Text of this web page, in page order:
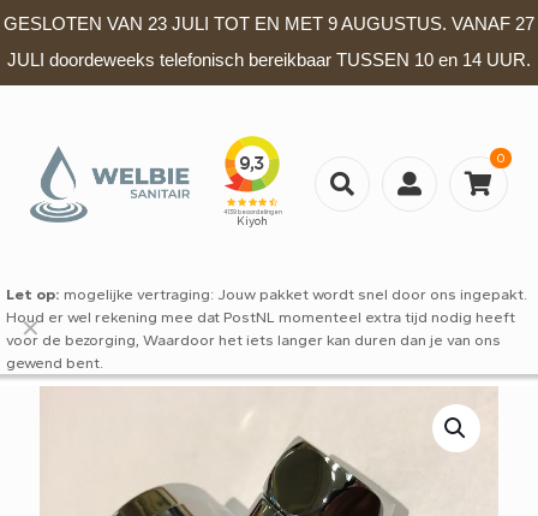
GESLOTEN VAN 23 JULI TOT EN MET 9 AUGUSTUS. VANAF 27
JULI doordeweeks telefonisch bereikbaar TUSSEN 10 en 14 UUR.
0
Let op: mogelijke vertraging: Jouw pakket wordt snel door ons ingepakt.
Houd er wel rekening mee dat PostNL momenteel extra tijd nodig heeft
voor de bezorging, Waardoor het iets langer kan duren dan je van ons
gewend bent.
✕